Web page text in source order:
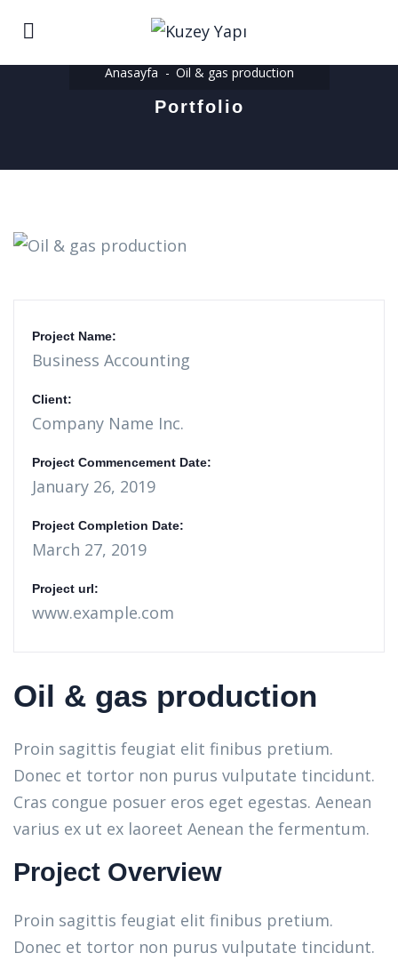
Anasayfa Oil & gas production
Portfolio
Project Name:
Business Accounting
Client:
Company Name Inc.
Project Commencement Date:
January 26, 2019
Project Completion Date:
March 27, 2019
Project url:
www.example.com
Oil & gas production
Proin sagittis feugiat elit finibus pretium.
Donec et tortor non purus vulputate tincidunt.
Cras congue posuer eros eget egestas. Aenean
varius ex ut ex laoreet Aenean the fermentum.
Project Overview
Proin sagittis feugiat elit finibus pretium.
Donec et tortor non purus vulputate tincidunt.